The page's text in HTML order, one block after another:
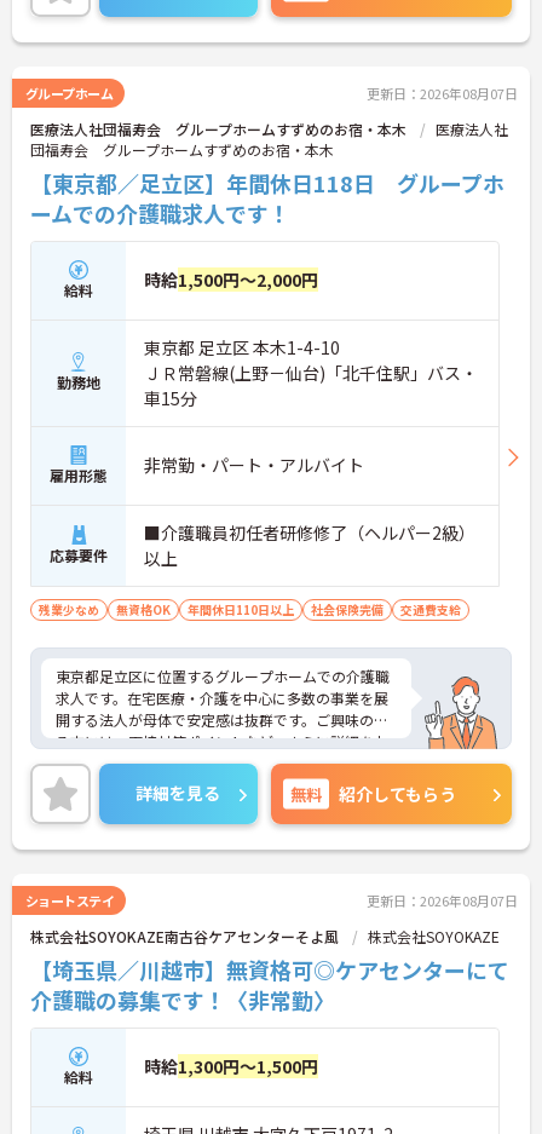
グループホーム 更新日：2026年08月07日
医療法人社団福寿会 グループホームすずめのお宿・本木
医療法人社
団福寿会 グループホームすずめのお宿・本木
【東京都／足立区】年間休日118日 グループホ
ームでの介護職求人です！
給料 時給1,500円～2,000円
勤務地
東京都 足立区 本木1-4-10
ＪＲ常磐線(上野－仙台)「北千住駅」バス・
車15分
雇用形態 非常勤・パート・アルバイト
応募要件
■介護職員初任者研修修了（ヘルパー2級）
以上
残業少なめ 無資格OK 年間休日110日以上 社会保険完備 交通費支給
東京都足立区に位置するグループホームでの介護職
求人です。在宅医療・介護を中心に多数の事業を展
開する法人が母体で安定感は抜群です。ご興味のあ
る方には、面接対策ポイントなど、さらに詳細をお
話しいたしますのでお気軽にご相談ください。
詳細を見る 無料 紹介してもらう
ショートステイ 更新日：2026年08月07日
株式会社SOYOKAZE南古谷ケアセンターそよ風 株式会社SOYOKAZE
【埼玉県／川越市】無資格可◎ケアセンターにて
介護職の募集です！〈非常勤〉
給料 時給1,300円～1,500円